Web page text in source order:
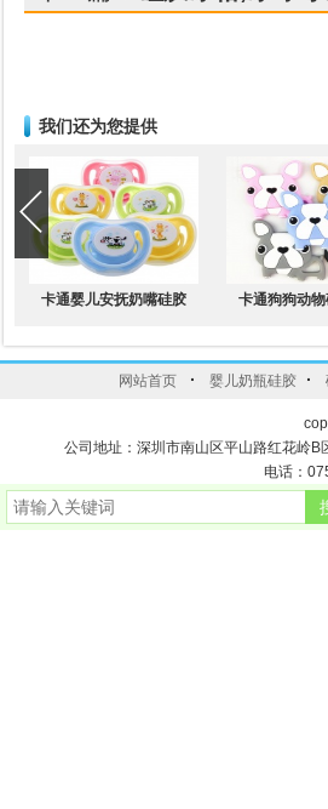
我们还为您提供
卡通婴儿安抚奶嘴硅胶 卡通狗狗动
网站首页 · 婴儿奶瓶硅胶 ·
公司地址：深圳市南山区平山路红花岭
电话：